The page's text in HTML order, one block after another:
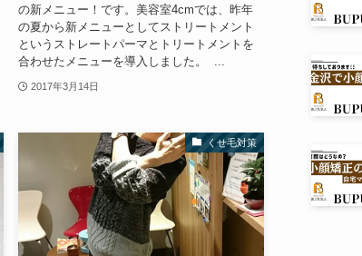
の新メニュー！です。美容室4cmでは、昨年
の夏から新メニューとしてストリートメント
というストレートパーマとトリートメントを
合わせたメニューを導入しました。 ...
2017年3月14日
くせ毛対策